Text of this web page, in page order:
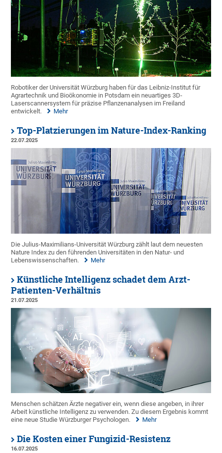
Robotiker der Universität Würzburg haben für das Leibniz-Institut für
Agrartechnik und Bioökonomie in Potsdam ein neuartiges 3D-
Laserscannersystem für präzise Pflanzenanalysen im Freiland
entwickelt.
Mehr
Top-Platzierungen im Nature-Index-Ranking
22.07.2025
Die Julius-Maximilians-Universität Würzburg zählt laut dem neuesten
Nature Index zu den führenden Universitäten in den Natur- und
Lebenswissenschaften.
Mehr
Künstliche Intelligenz schadet dem Arzt-
Patienten-Verhältnis
21.07.2025
Menschen schätzen Ärzte negativer ein, wenn diese angeben, in ihrer
Arbeit künstliche Intelligenz zu verwenden. Zu diesem Ergebnis kommt
eine neue Studie Würzburger Psychologen.
Mehr
Die Kosten einer Fungizid-Resistenz
16.07.2025